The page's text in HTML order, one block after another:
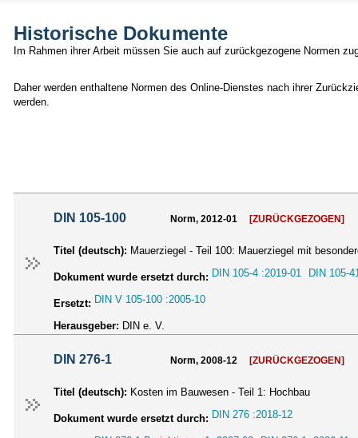
Historische Dokumente
Im Rahmen ihrer Arbeit müssen Sie auch auf zurückgezogene Normen
Daher werden enthaltene Normen des Online-Dienstes nach ihrer
werden.
DIN 105-100 Norm, 2012-01 [ZURÜCKGEZOGEN]
Titel (deutsch): Mauerziegel - Teil 100: Mauerziegel mit
Dokument wurde ersetzt durch: DIN 105-4 :2019-01 DIN 105-
Ersetzt: DIN V 105-100 :2005-10
Herausgeber: DIN e. V.
DIN 276-1 Norm, 2008-12 [ZURÜCKGEZOGEN]
Titel (deutsch): Kosten im Bauwesen - Teil 1: Hochbau
Dokument wurde ersetzt durch: DIN 276 :2018-12